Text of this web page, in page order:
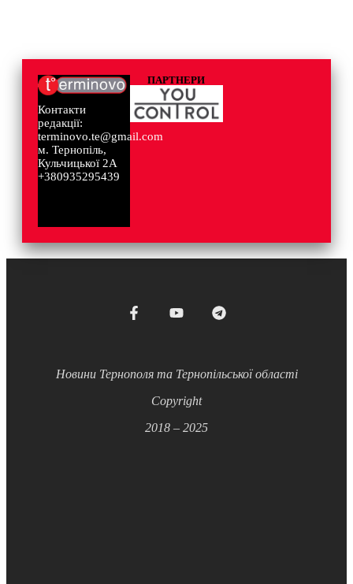
Контакти
редакції:
terminovo.te@gmail.com
м. Тернопіль,
Кульчицької 2А
+380935295439
ПАРТНЕРИ
Новини Тернополя та Тернопільської області
Copyright
2018 – 2025